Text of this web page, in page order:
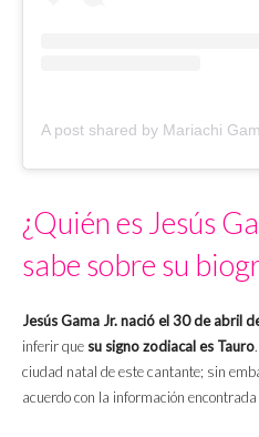
¿Quién es Jesús
sabe sobre su
Jesús Gama Jr. nació el 30 de abril
inferir que su signo zodiacal es Tauro
ciudad natal de este cantante; sin
acuerdo con la información